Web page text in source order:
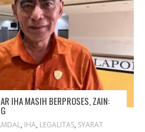
IHA MASIH BERPROSES, ZAIN:
, IHA, LEGALITAS, SYARAT